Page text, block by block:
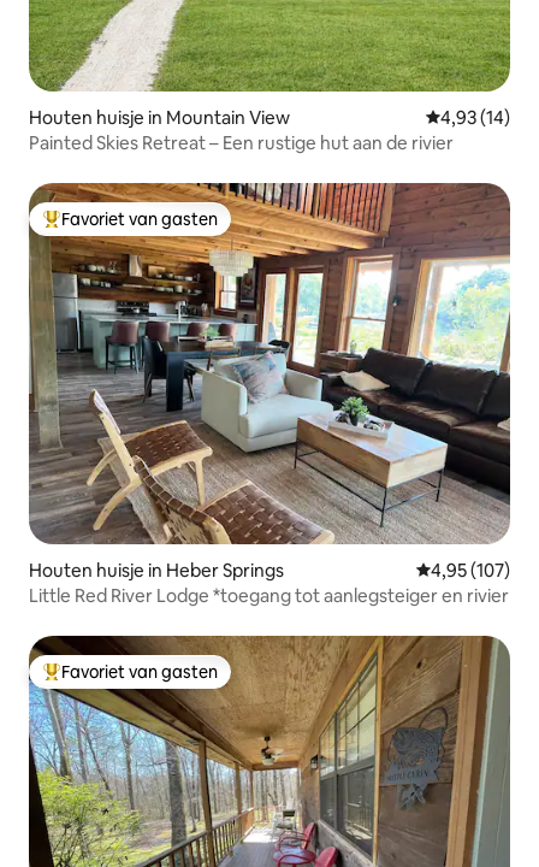
Houten huisje in Mountain View Gemiddelde
4,93 (14)
Painted Skies Retreat – Een rustige hut aan de rivier
Topfavoriet van gasten
Favoriet van gasten
Houten huisje in Heber Springs Gemiddelde
4,95 (107)
Little Red River Lodge *toegang tot aanlegsteiger en rivier
Topfavoriet van gasten
Favoriet van gasten